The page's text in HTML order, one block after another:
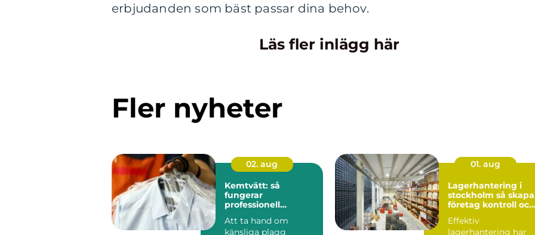
erbjudanden som bäst passar dina behov.
Läs fler inlägg här
Fler nyheter
02. aug
Kemtvätt: så
fungerar
professionell
Att ta hand om
känsliga plagg
01. aug
Lagerhantering i
stockholm så skapar
företag kontroll och
Effektiv
lagerhantering har